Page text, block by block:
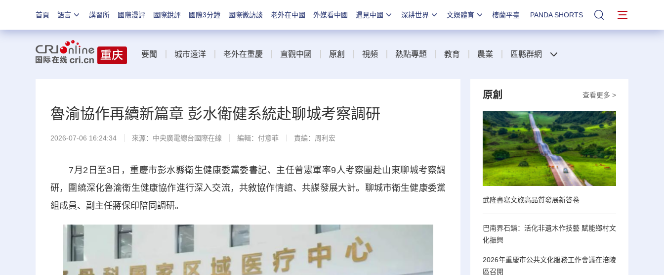
首頁 語言 講習所 國際漫評 國際銳評 國際3分鐘 國際微訪談 老外在中國 外媒看中國 遇見中國 深耕世界 文娛體育 樓蘭平臺 PANDA SHORTS 站內搜索
要聞 城市遠洋 老外在重慶 直觀中國 原創 視頻 熱點專題 教育 農業 區縣群網
魯渝協作再續新篇章 彭水衛健系統赴聊城考察調研
2026-07-06 16:24:34 來源：中央廣電總台國際在線 編輯：付意菲 責編：周利宏
7月2日至3日，重慶市彭水縣衛生健康委黨委書記、主任曾憲軍率9人考察團赴山東聊城考察調
研，圍繞深化魯渝衛生健康協作進行深入交流，共敘協作情誼、共謀發展大計。聊城市衛生健康委黨
組成員、副主任蔣保印陪同調研。
查看更多 >
原創
武隆書寫文旅高品質發展新答卷
巴南界石鎮：活化非遺木作技藝 賦能鄉村文
化振興
2026年重慶市公共文化服務工作會議在涪陵
區召開